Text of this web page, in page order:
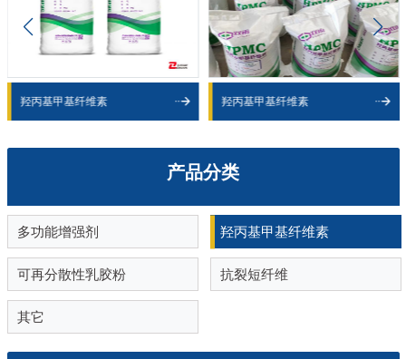
产品分类
多功能增强剂 羟丙基甲基纤维素
可再分散性乳胶粉 抗裂短纤维
其它
羟丙基甲基纤维素 羟丙基甲基纤维素